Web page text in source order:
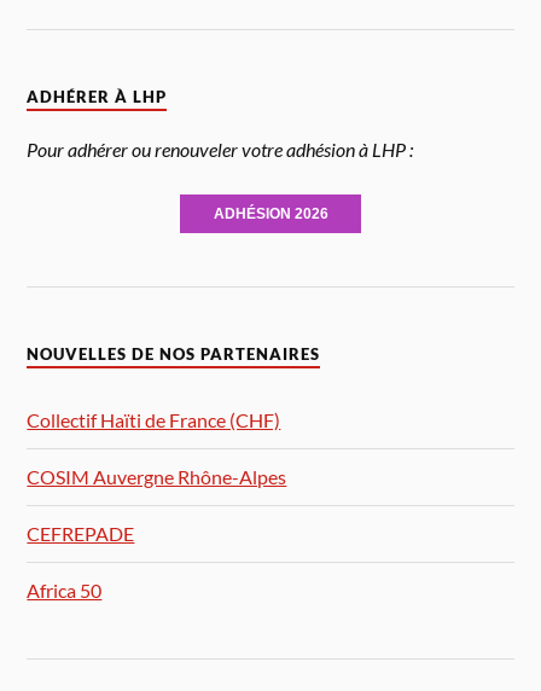
ADHÉRER À LHP
Pour adhérer ou renouveler votre adhésion à LHP :
ADHÉSION 2026
NOUVELLES DE NOS PARTENAIRES
Collectif Haïti de France (CHF)
COSIM Auvergne Rhône-Alpes
CEFREPADE
Africa 50